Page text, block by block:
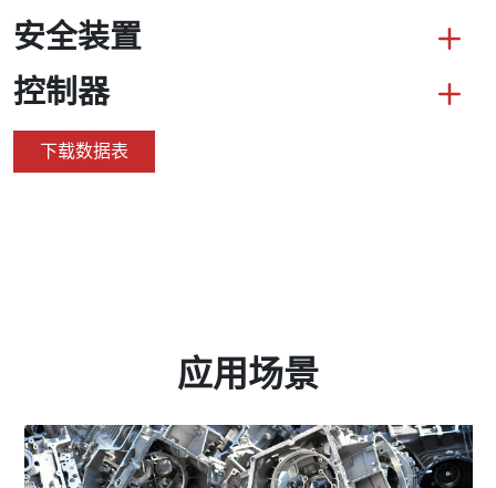
安全装置
控制器
下载数据表
应用场景